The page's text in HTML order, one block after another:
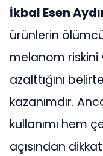
İkbal Esen
ürünlerin
melanom riskini
azalttığını
kazanımdır.
kullanımı hem
açısından